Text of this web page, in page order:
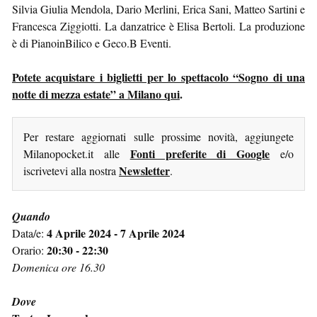
Silvia Giulia Mendola, Dario Merlini, Erica Sani, Matteo Sartini e
Francesca Ziggiotti. La danzatrice è Elisa Bertoli. La produzione
è di PianoinBilico e Geco.B Eventi.
Potete acquistare i biglietti per lo spettacolo “Sogno di una
notte di mezza estate” a Milano qui.
Per restare aggiornati sulle prossime novità, aggiungete
Milanopocket.it alle Fonti preferite di Google e/o
iscrivetevi alla nostra Newsletter.
Quando
Data/e: 4 Aprile 2024 - 7 Aprile 2024
Orario: 20:30 - 22:30
Domenica ore 16.30
Dove